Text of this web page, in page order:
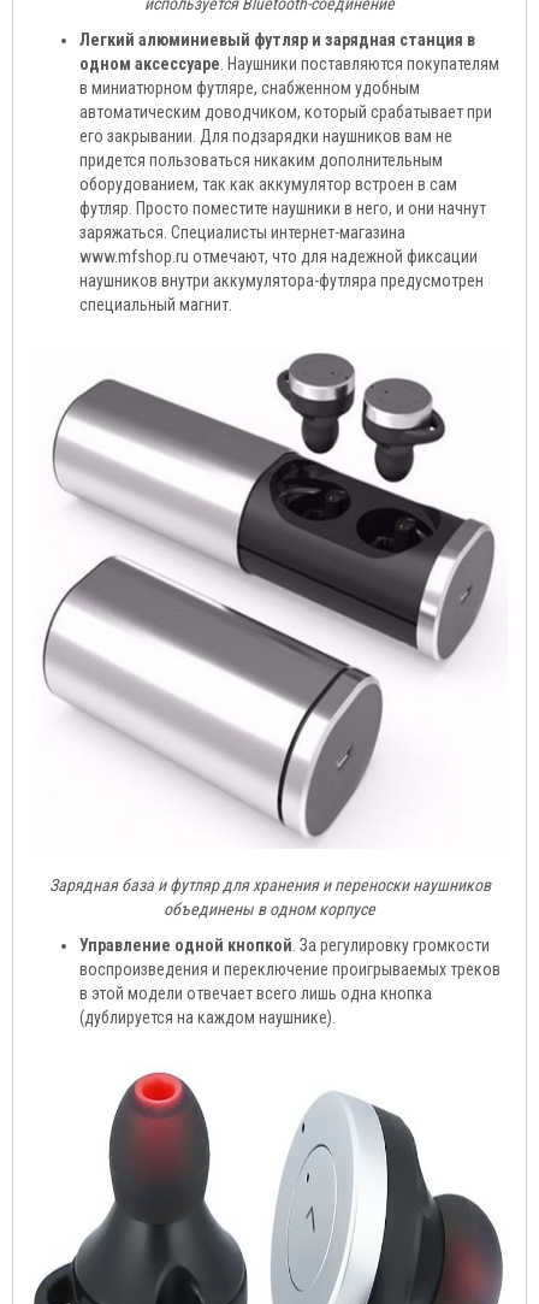
используется Bluetooth-соединение
Легкий алюминиевый футляр и зарядная станция в
одном аксессуаре. Наушники поставляются покупателям
в миниатюрном футляре, снабженном удобным
автоматическим доводчиком, который срабатывает при
его закрывании. Для подзарядки наушников вам не
придется пользоваться никаким дополнительным
оборудованием, так как аккумулятор встроен в сам
футляр. Просто поместите наушники в него, и они начнут
заряжаться. Специалисты интернет-магазина
www.mfshop.ru отмечают, что для надежной фиксации
наушников внутри аккумулятора-футляра предусмотрен
специальный магнит.
Зарядная база и футляр для хранения и переноски наушников
объединены в одном корпусе
Управление одной кнопкой. За регулировку громкости
воспроизведения и переключение проигрываемых треков
в этой модели отвечает всего лишь одна кнопка
(дублируется на каждом наушнике).